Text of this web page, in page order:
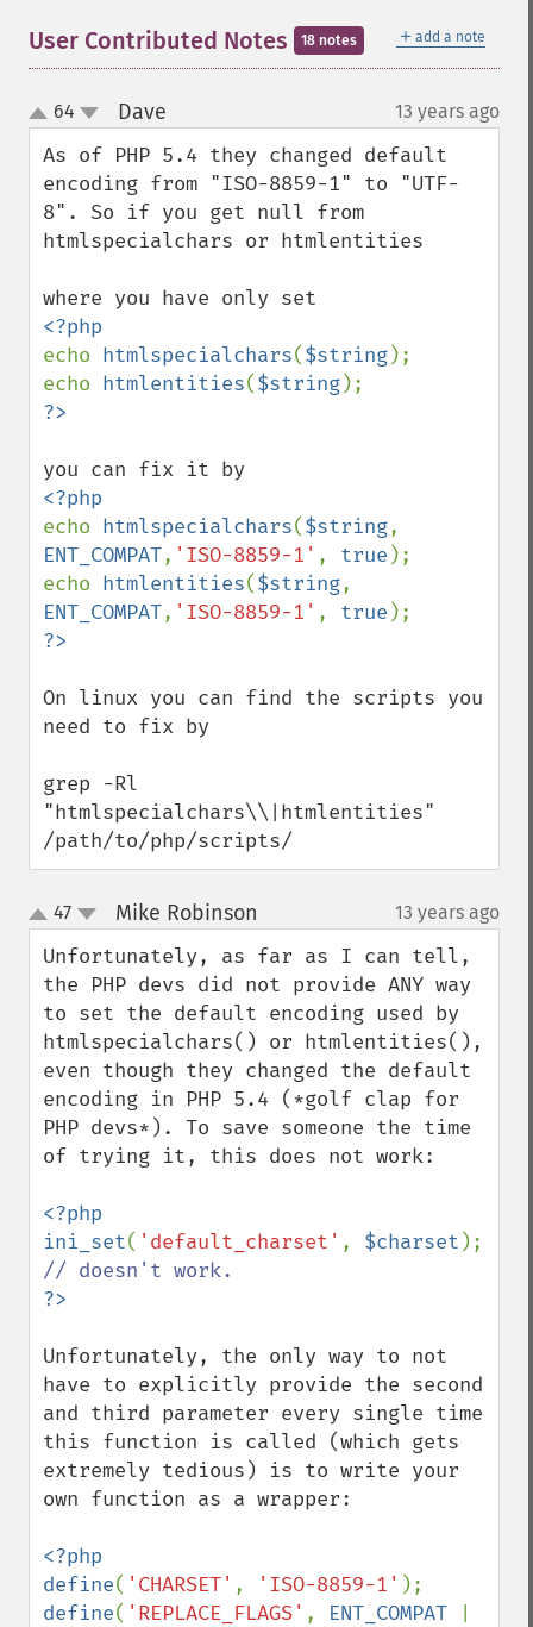
＋ add a note
User Contributed Notes 18 notes
up
down
64 Dave 13 years ago
As of PHP 5.4 they changed default
encoding from "ISO-8859-1" to "UTF-
8". So if you get null from
htmlspecialchars or htmlentities
echo htmlspecialchars($string);
echo htmlentities($string
echo htmlspecialchars($string
ENT_COMPAT, 'ISO-8859-1' , true );
echo htmlentities($string
ENT_COMPAT, 'ISO-8859-1' , true
?>
On linux you can find the scripts you
need to fix by
grep -Rl
"htmlspecialchars\\|htmlentities"
/path/to/php/scripts/
up
down
47 Mike Robinson 13 years ago
Unfortunately, as far as I can tell,
the PHP devs did not provide ANY way
to set the default encoding used by
htmlspecialchars() or htmlentities(),
even though they changed the default
encoding in PHP 5.4 (*golf clap for
PHP devs*). To save someone the time
of trying it, this does not work:
<?php
ini_set( 'default_charset' , $charset
Unfortunately, the only way to not
have to explicitly provide the second
and third parameter every single time
this function is called (which gets
extremely tedious) is to write your
own function as a wrapper:
<?php
define( 'CHARSET' , 'ISO-8859-1'
define( 'REPLACE_FLAGS' , ENT_COMPAT